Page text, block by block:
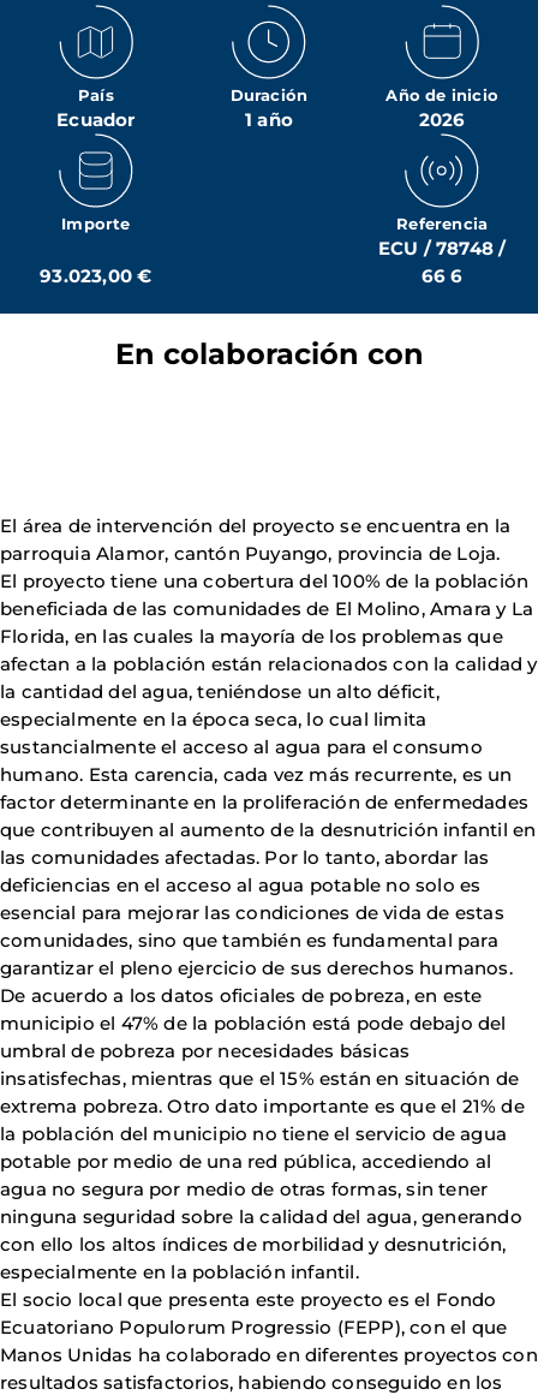
País
Ecuador
Duración
1 año
Año de inicio
2026
Importe
93.023,00 €
Referencia
ECU / 78748 /
66 6
En colaboración con
El área de intervención del proyecto se encuentra en la
parroquia Alamor, cantón Puyango, provincia de Loja.
El proyecto tiene una cobertura del 100% de la población
beneficiada de las comunidades de El Molino, Amara y La
Florida, en las cuales la mayoría de los problemas que
afectan a la población están relacionados con la calidad y
la cantidad del agua, teniéndose un alto déficit,
especialmente en la época seca, lo cual limita
sustancialmente el acceso al agua para el consumo
humano. Esta carencia, cada vez más recurrente, es un
factor determinante en la proliferación de enfermedades
que contribuyen al aumento de la desnutrición infantil en
las comunidades afectadas. Por lo tanto, abordar las
deficiencias en el acceso al agua potable no solo es
esencial para mejorar las condiciones de vida de estas
comunidades, sino que también es fundamental para
garantizar el pleno ejercicio de sus derechos humanos.
De acuerdo a los datos oficiales de pobreza, en este
municipio el 47% de la población está pode debajo del
umbral de pobreza por necesidades básicas
insatisfechas, mientras que el 15% están en situación de
extrema pobreza. Otro dato importante es que el 21% de
la población del municipio no tiene el servicio de agua
potable por medio de una red pública, accediendo al
agua no segura por medio de otras formas, sin tener
ninguna seguridad sobre la calidad del agua, generando
con ello los altos índices de morbilidad y desnutrición,
especialmente en la población infantil.
El socio local que presenta este proyecto es el Fondo
Ecuatoriano Populorum Progressio (FEPP), con el que
Manos Unidas ha colaborado en diferentes proyectos con
resultados satisfactorios, habiendo conseguido en los